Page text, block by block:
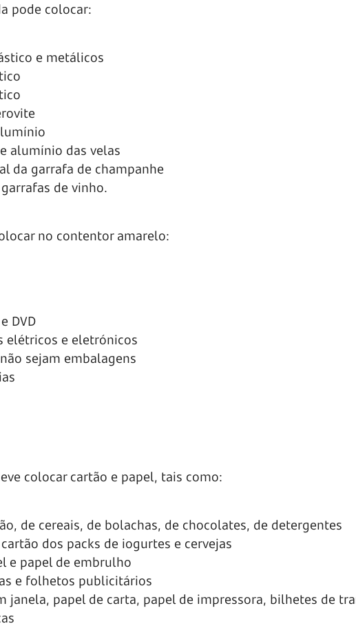
pode colocar:
e metálicos
alumínio das velas
da garrafa de champanhe
de vinho.
no contentor amarelo:
DVD
elétricos e eletrónicos
sejam embalagens
colocar cartão e papel, tais como:
de cereais, de bolachas, de chocolates, de detergentes
dos packs de iogurtes e cervejas
e papel de embrulho
e folhetos publicitários
janela, papel de carta, papel de impressora, bilhetes de